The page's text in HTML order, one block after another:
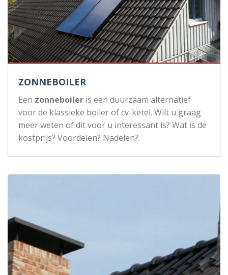
ZONNEBOILER
Een zonneboiler is een duurzaam alternatief
voor de klassieke boiler of cv-ketel. Wilt u graag
meer weten of dit voor u interessant is? Wat is de
kostprijs? Voordelen? Nadelen?